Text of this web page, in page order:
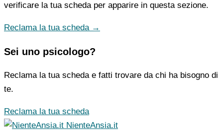
verificare la tua scheda per apparire in questa sezione.
Reclama la tua scheda →
Sei uno psicologo?
Reclama la tua scheda e fatti trovare da chi ha bisogno di
te.
Reclama la tua scheda
NienteAnsia.it